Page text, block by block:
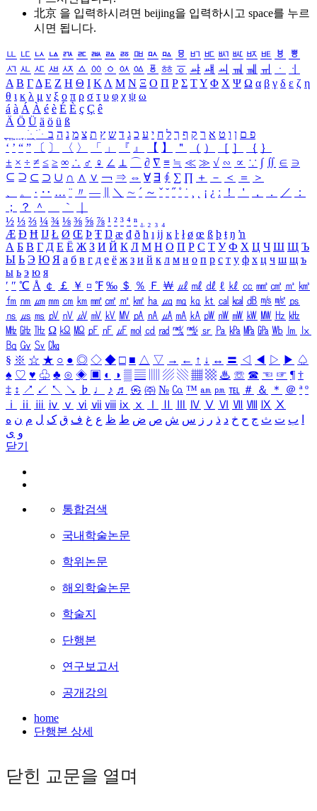
北京 을 입력하시려면 beijing을 입력하시고 space를 누르
시면 됩니다.
ㅥ ㅦ ㅧ ㅨ ㅩ ㅪ ㅫ ㅬ ㅭ ㅮ ㅯ ㅰ ㅱ ㅲ ㅳ ㅴ ㅵ ㅶ ㅷ ㅸ
ㅹ
ㅺ ㅻ ㅼ ㅽ ㅾ ㅿ ㆀ ㆁ ㆂ ㆃ ㆄ ㆅ ㆆ ㆇ ㆈ ㆉ ㆊ ㆋ ㆌ ㆍ
ㆎ
Α Β ΓΔ Ε Ζ Η Θ Ι ΚΛ Μ Ν Ξ Ο Π Ρ Σ ΤΥ Φ Χ Ψ Ω α β γ δ ε ζ η
θ ι κ λ μ ν ξ ο π ρ σ τ υ φ χ ψ ω
á à Á À é è É È ç Ç ê
Ä Ö Ü ä ö ü ß
ִֶֹ ֻּ ׁׂ פ ם ן ו ט א ר ק ף ך ל ח י ע כ ג ד ש ץ ת צ מ נ ה ב
‘ ’ “ ” 〔 〕 〈 〉 「 」 『 』 【 】 ＂ （ ） ［ ］ ｛ ｝
± × ÷ ≠ ≤ ≥ ∞ ∴ ♂ ♀ ∠ ⊥ ⌒ ∂ ∇ ≡ ≒ ≪ ≫ √ ∽ ∝ ∵ ∫ ∬ ∈ ∋
⊆ ⊇ ⊂ ⊃ ∪ ∩ ∧ ∨ ￢ ⇒ ⇔ ∀ ∃ ∮ ∑ ∏ ＋ － ＜ ＝
＞
、
。 · ‥ … ¨ 〃 ― ＼ ∼ ´ ～ ˇ ˘ ˝ ˚ ˙ ¸ ¡ ¿ ː ！ ＇ ， ． ／
：
；
？ ＾ ｀
½ ⅓ ⅔ ¼ ¾ ⅛ ⅜ ⅝ ⅞ ¹ ² ³ ⁴ ⁿ ₁ ₂ ₃ ₄
Æ Ð Ħ Ĳ Ł Ø Œ Þ Ŧ Ŋ æ đ ð ħ ı ĳ ĸ ŀ ł ø œ ß þ ŧ ŋ ŉ
А Б В Г Д Е Ё Ж З И Й К Л М Н О П Р С Т У Ф Х Ц Ч Ш Щ Ъ
Ы Ь Э Ю Я а б в г д е ё ж з и й к л м н о п р с т у ф х ц ч ш щ ъ
ы ь э ю я
′ ″ ℃ Å ￠ ￡ ￥ ¤ ℉ ‰ ＄ ％ Ｆ ￦ ㎕ ㎖ ㎗ ℓ ㎘ ㏄ ㎣ ㎤ ㎥ ㎦
㎙ ㎚ ㎛ ㎜ ㎝ ㎞ ㎟ ㎠ ㎡ ㎢ ㏊ ㎍ ㎎ ㎏ ㏏ ㎈ ㎉ ㏈ ㎧ ㎨ ㎰
㎱ ㎲ ㎳ ㎴ ㎵ ㎶ ㎷ ㎸ ㎹ ㎀ ㎁ ㎂ ㎃ ㎄ ㎺ ㎻ ㎽ ㎾ ㎿ ㎐ ㎑
㎒ ㎓ ㎔ Ω ㏀ ㏁ ㎊ ㎋ ㎌ ㏖ ㏅ ㎭ ㎮ ㎯ ㏛ ㎩ ㎪ ㎫ ㎬ ㏝ ㏐
㏓
㏃ ㏉ ㏜ ㏆
§ ※ ☆ ★ ○ ● ◎ ◇ ◆ □ ■ △ ▽ → ← ↑ ↓ ↔ 〓 ◁ ◀ ▷ ▶ ♤
♠ ♡ ♥ ♧ ♣ ⊙ ◈ ▣ ◐ ◑ ▒ ▤ ▨ ▧ ▦ ▩ ♨ ☏ ☎ ☜ ☞ ¶ †
‡ ↕ ↗ ↙ ↖ ↘ ♭ ♩ ♪ ♬ ㉿ ㈜ № ㏇ ™ ㏂ ㏘ ℡ ＃ ＆ ＊ ＠ ª º
ⅰ
ⅱ ⅲ ⅳ ⅴ ⅵ ⅶ ⅷ ⅸ ⅹ Ⅳ Ⅴ Ⅵ Ⅶ Ⅷ Ⅸ Ⅹ
ب ت ث ج ح خ د ذ ر ز س ش ص ض ط ظ ع غ ف ق ک ل م ن ه
و ی
닫기
통합검색
국내학술논문
학위논문
해외학술논문
학술지
단행본
연구보고서
공개강의
home
단행본 상세
닫힌 교문을 열며